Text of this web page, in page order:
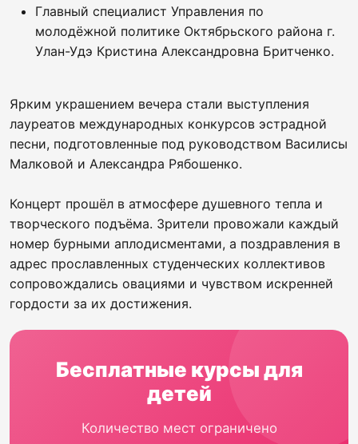
Главный специалист Управления по
молодёжной политике Октябрьского района г.
Улан-Удэ Кристина Александровна Бритченко.
Ярким украшением вечера стали выступления
лауреатов международных конкурсов эстрадной
песни, подготовленные под руководством Василисы
Малковой и Александра Рябошенко.
Концерт прошёл в атмосфере душевного тепла и
творческого подъёма. Зрители провожали каждый
номер бурными аплодисментами, а поздравления в
адрес прославленных студенческих коллективов
сопровождались овациями и чувством искренней
гордости за их достижения.
Бесплатные курсы для
детей
Количество мест ограничено